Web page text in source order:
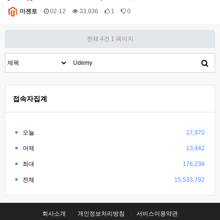
마젠토 02-12 33,936 1 0
전체 4건 1 페이지
접속자집계
오늘 17,970
어제 13,442
최대 176,238
전체 15,533,792
회사소개 개인정보처리방침 서비스이용약관